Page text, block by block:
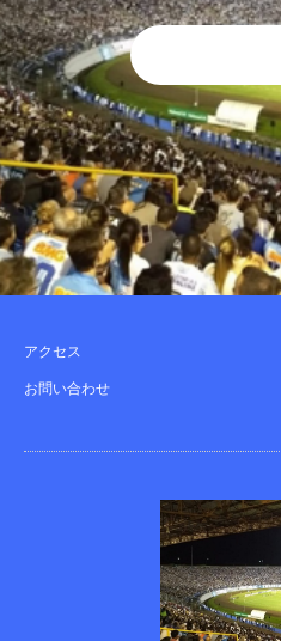
アクセス
お問い合わせ